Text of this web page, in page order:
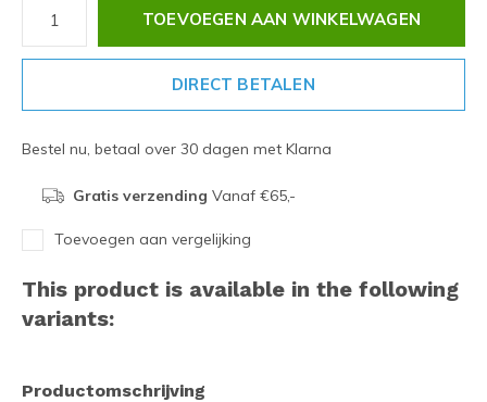
TOEVOEGEN AAN WINKELWAGEN
DIRECT BETALEN
Bestel nu, betaal over 30 dagen met Klarna
Gratis verzending Vanaf €65,-
Toevoegen aan vergelijking
This product is available in the following
variants:
Productomschrijving